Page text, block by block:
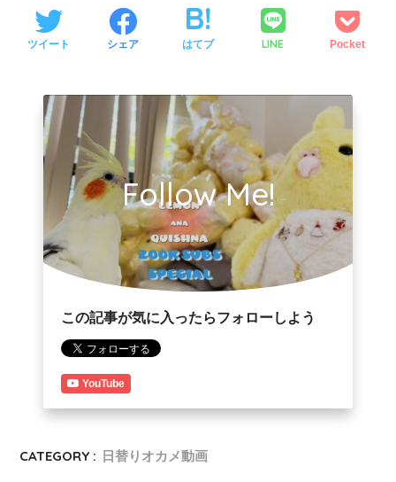
ツイート シェア はてブ LINE Pocket
Follow Me!
この記事が気に入ったらフォローしよう
YouTube
CATEGORY : 日替りオカメ動画